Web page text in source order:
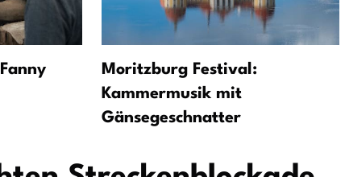
Moritzburg Festival:
Kammermusik mit
Gänsegeschnatter